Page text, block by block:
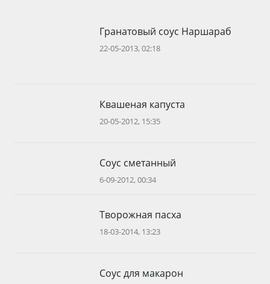
Гранатовый соус Наршараб
22-05-2013, 02:18
Квашеная капуста
20-05-2012, 15:35
Соус сметанный
6-09-2012, 00:34
Творожная пасха
18-03-2014, 13:23
Соус для макарон